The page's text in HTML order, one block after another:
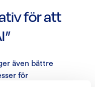
för att
även bättre
för